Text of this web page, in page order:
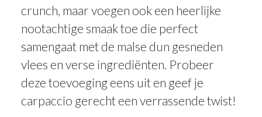
crunch, maar voegen ook een heerlijke
nootachtige smaak toe die perfect
samengaat met de malse dun gesneden
vlees en verse ingrediënten. Probeer
deze toevoeging eens uit en geef je
carpaccio gerecht een verrassende twist!